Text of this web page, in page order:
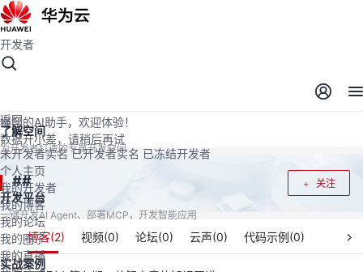
开发者空间
开发者空间
了解空间
为开发者打造的专属开发空间
开发平台
一键开发AI Agent、部署MCP，开发智能应用
实战案例
开发者
返回
未开发者实名 已开发者实名 已冻结开发者
个人主页
我的开发者
我的博客
我的论坛
我的圈子
我的直播
懂您的AI助手，欢迎体验！
数据开小差，请稍后再试
关注
##
博客(2) 视频(0) 论坛(0) 云声(0) 代码示例(0)